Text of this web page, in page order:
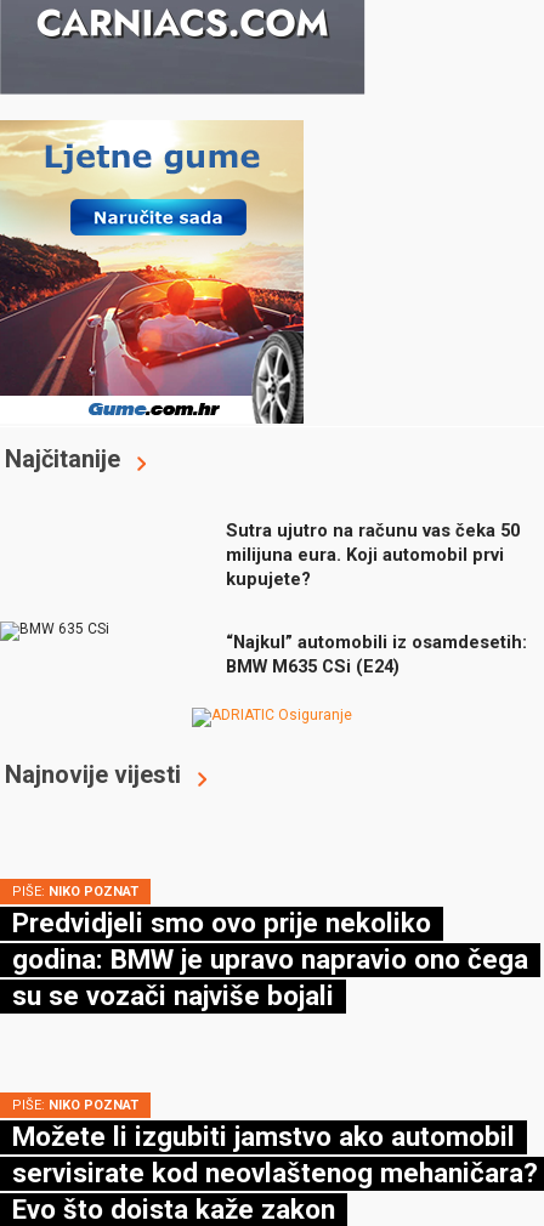
Najčitanije
Sutra ujutro na računu vas čeka 50
milijuna eura. Koji automobil prvi
kupujete?
“Najkul” automobili iz osamdesetih:
BMW M635 CSi (E24)
Najnovije vijesti
PIŠE: NIKO POZNAT
Predvidjeli smo ovo prije nekoliko
godina: BMW je upravo napravio ono čega
su se vozači najviše bojali
PIŠE: NIKO POZNAT
Možete li izgubiti jamstvo ako automobil
servisirate kod neovlaštenog mehaničara?
Evo što doista kaže zakon